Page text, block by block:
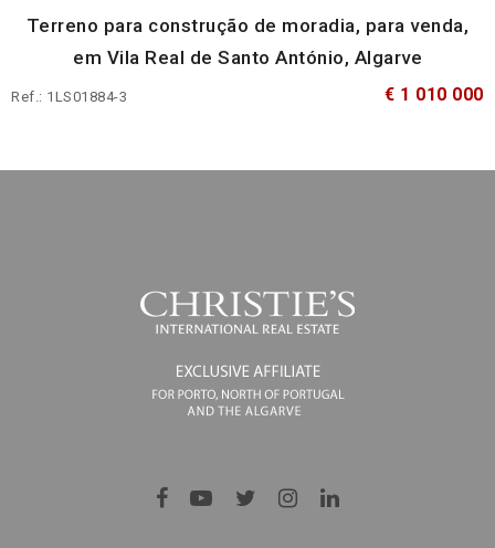
Terreno para construção de moradia, para venda,
em Vila Real de Santo António, Algarve
Ref.: 1LS01884-3 € 1 010 000